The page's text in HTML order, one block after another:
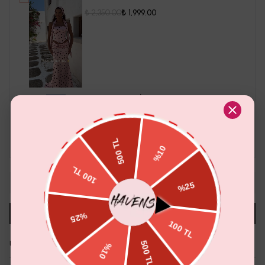
₺ 1,999.00
ELEANOR ELBİSE
₺ 2,100.00₺ 1,899.00
Sepete Ekle
Aradığın Beden Tükendi Mi? Whatsapp'tan Sor
Ürün Detayı